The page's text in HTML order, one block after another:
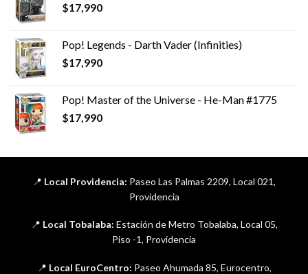
$17,990
Pop! Legends - Darth Vader (Infinities)
$17,990
Pop! Master of the Universe - He-Man #1775
$17,990
📍 Local Providencia: Paseo Las Palmas 2209, Local 021,
Providencia
📍 Local Tobalaba: Estación de Metro Tobalaba, Local 05,
Piso -1, Providencia
📍 Local EuroCentro: Paseo Ahumada 85, Eurocentro,